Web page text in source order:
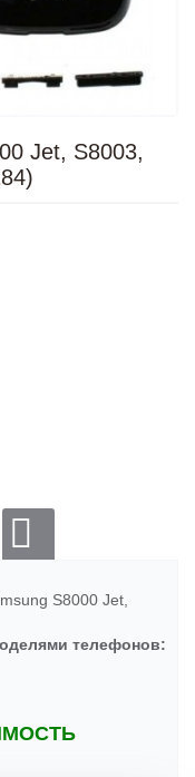
Jet, S8003,
S8000 Jet,
телефонов: